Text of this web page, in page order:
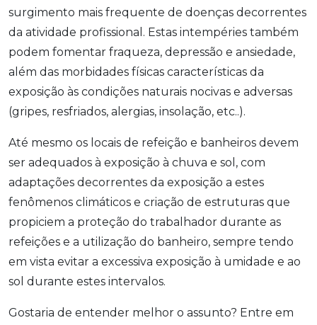
surgimento mais frequente de doenças decorrentes
da atividade profissional. Estas intempéries também
podem fomentar fraqueza, depressão e ansiedade,
além das morbidades físicas características da
exposição às condições naturais nocivas e adversas
(gripes, resfriados, alergias, insolação, etc..).
Até mesmo os locais de refeição e banheiros devem
ser adequados à exposição à chuva e sol, com
adaptações decorrentes da exposição a estes
fenômenos climáticos e criação de estruturas que
propiciem a proteção do trabalhador durante as
refeições e a utilização do banheiro, sempre tendo
em vista evitar a excessiva exposição à umidade e ao
sol durante estes intervalos.
Gostaria de entender melhor o assunto? Entre em